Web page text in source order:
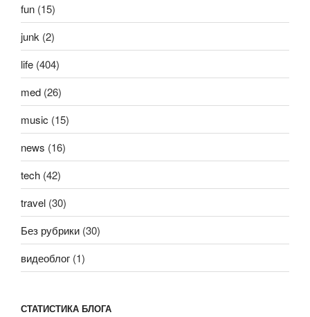
fun (15)
junk (2)
life (404)
med (26)
music (15)
news (16)
tech (42)
travel (30)
Без рубрики (30)
видеоблог (1)
СТАТИСТИКА БЛОГА